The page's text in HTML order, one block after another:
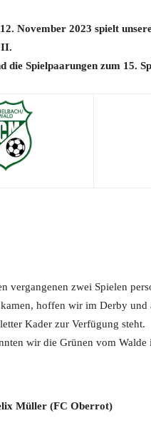
November 2023 spielt
II.
die Spielpaarungen zum 15.
vergangenen zwei Spielen
hoffen wir im Derby
Kader zur Verfügung steht.
wir die Grünen vom Walde
Müller (FC Oberrot)